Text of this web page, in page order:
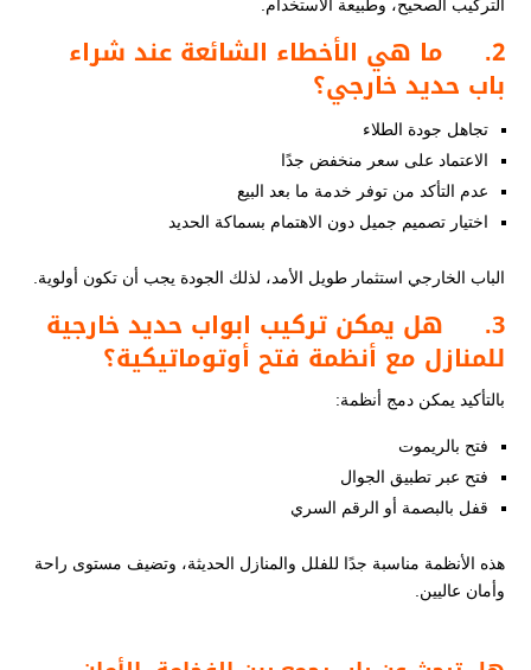
التركيب الصحيح، وطبيعة الاستخدام.
2. ما هي الأخطاء الشائعة عند شراء
باب حديد خارجي؟
تجاهل جودة الطلاء
الاعتماد على سعر منخفض جدًا
عدم التأكد من توفر خدمة ما بعد البيع
اختيار تصميم جميل دون الاهتمام بسماكة الحديد
الباب الخارجي استثمار طويل الأمد، لذلك الجودة يجب أن تكون أولوية.
3. هل يمكن تركيب ابواب حديد خارجية
للمنازل ​ مع أنظمة فتح أوتوماتيكية؟
بالتأكيد يمكن دمج أنظمة:
فتح بالريموت
فتح عبر تطبيق الجوال
قفل بالبصمة أو الرقم السري
هذه الأنظمة مناسبة جدًا للفلل والمنازل الحديثة، وتضيف مستوى راحة
وأمان عاليين.